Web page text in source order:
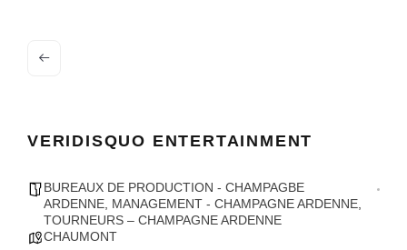
VERIDISQUO ENTERTAINMENT
BUREAUX DE PRODUCTION - CHAMPAGBE
ARDENNE MANAGEMENT - CHAMPAGNE ARDENNE
TOURNEURS – CHAMPAGNE ARDENNE
CHAUMONT